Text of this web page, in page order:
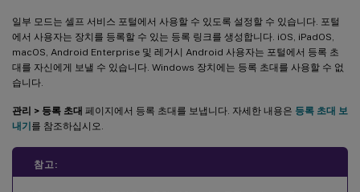
일부 모드는 셀프 서비스 포털에서 사용할 수 있도록 설정할 수 있습니다. 포털
에서 사용자는 장치를 등록할 수 있는 등록 링크를 생성합니다. iOS, iPadOS,
macOS, Android Enterprise 및 레거시 Android 사용자는 포털에서 등록 초
대를 자신에게 보낼 수 있습니다. Windows 장치에는 등록 초대를 사용할 수 없
습니다.
관리 > 등록 초대 페이지에서 등록 초대를 보냅니다. 자세한 내용은 등록 초대 보
내기를 참조하십시오.
참고: